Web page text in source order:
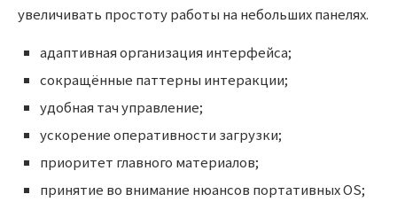
увеличивать простоту работы на небольших панелях.
адаптивная организация интерфейса;
сокращённые паттерны интеракции;
удобная тач управление;
ускорение оперативности загрузки;
приоритет главного материалов;
принятие во внимание нюансов портативных OS;